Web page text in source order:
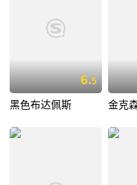
6.5
黑色布达佩斯 金克